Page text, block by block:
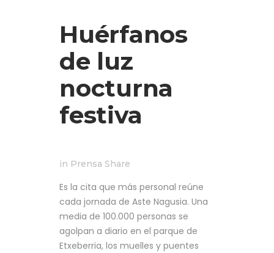
Huérfanos
de luz
nocturna
festiva
in Prensa Share
Es la cita que más personal reúne
cada jornada de Aste Nagusia. Una
media de 100.000 personas se
agolpan a diario en el parque de
Etxeberria, los muelles y puentes